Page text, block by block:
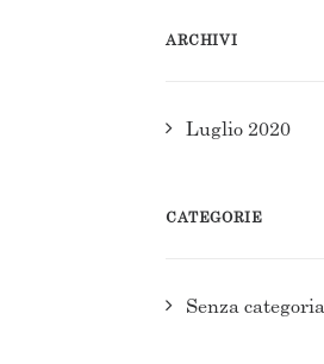
ARCHIVI
Luglio 2020
CATEGORIE
Senza categoria